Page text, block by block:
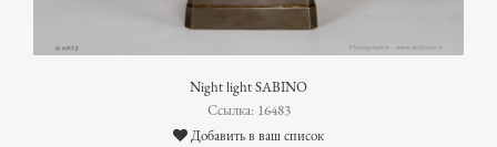
Night light SABINO
Ссылка: 16483
Добавить в ваш список